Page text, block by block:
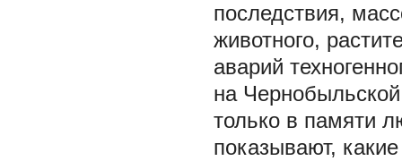
последствия,
животного,
аварий
на
только в памяти
показывают,